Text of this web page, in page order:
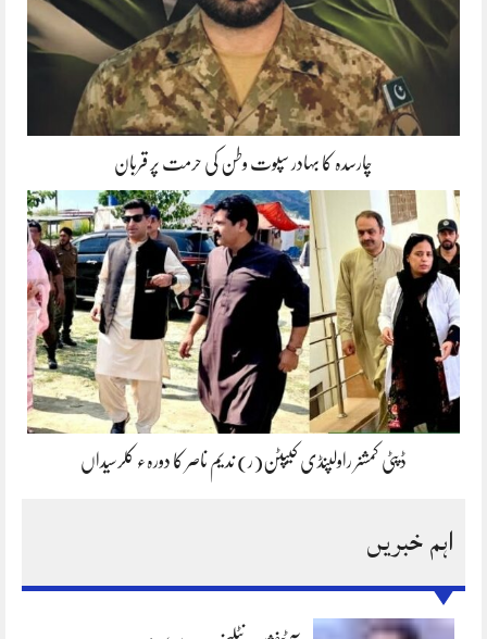
چارسدہ کا بہادر سپوت وطن کی حرمت پر قربان
ڈپٹی کمشنر راولپنڈی کیپٹن(ر) ندیم ناصر کا دورہء کلرسیداں
اہم خبریں